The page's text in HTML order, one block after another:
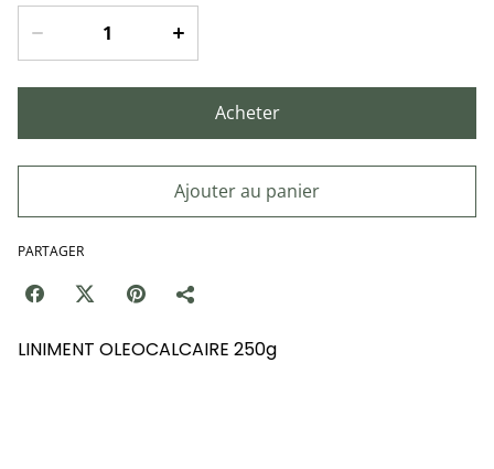
Acheter
Ajouter au panier
PARTAGER
LINIMENT OLEOCALCAIRE 250g